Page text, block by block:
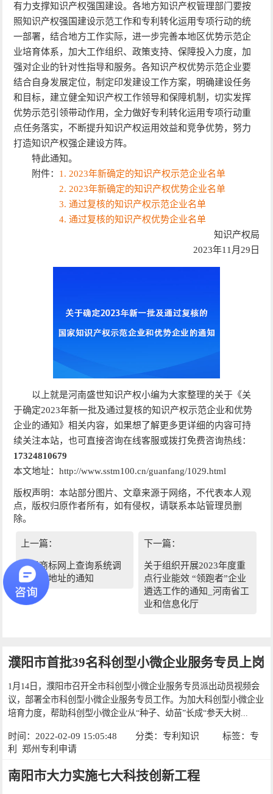
有力支撑知识产权强国建设。各地方知识产权管理部门要按
照知识产权强国建设示范工作和专利转化运用专项行动的统
一部署，结合地方工作实际，进一步完善本地区优势示范企
业培育体系，加大工作组织、政策支持、保障投入力度，加
强对企业的针对性指导和服务。各知识产权优势示范企业要
结合自身发展定位，制定印发建设工作方案，明确建设任务
和目标，建立健全知识产权工作领导和保障机制，切实发挥
优势示范引领带动作用，全力做好专利转化运用专项行动重
点任务落实，不断提升知识产权运用效益和竞争优势，努力
打造知识产权强企建设方阵。
特此通知。
附件： 1. 2023年新确定的知识产权示范企业名单
2. 2023年新确定的知识产权优势企业名单
3. 通过复核的知识产权示范企业名单
4. 通过复核的知识产权优势企业名单
知识产权局
2023年11月29日
以上就是河南盛世知识产权小编为大家整理的关于《关
于确定2023年新一批及通过复核的知识产权示范企业和优势
企业的通知》相关内容，如果想了解更多更详细的内容可持
续关注本站，也可直接咨询在线客服或拨打免费咨询热线：
17324810679
本文地址：http://www.sstm100.cn/guanfang/1029.html
版权声明：本站部分图片、文章来源于网络，不代表本人观
点，版权归原作者所有，如有侵权，请联系本站管理员删
除。
上一篇：
关于商标网上查询系统调
整访问地址的通知
下一篇：
关于组织开展2023年度重
点行业能效 “领跑者”企业
遴选工作的通知_河南省工
业和信息化厅
濮阳市首批39名科创型小微企业服务专员上岗
1月14日，濮阳市召开全市科创型小微企业服务专员派出动员视频会
议，部署全市科创型小微企业服务专员工作。为加大科创型小微企业
培育力度，帮助科创型小微企业从“种子、幼苗”长成“参天大树...
时间：2022-02-09 15:05:48 分类：专利知识 标签： 专
利
郑州专利申请
南阳市大力实施七大科技创新工程